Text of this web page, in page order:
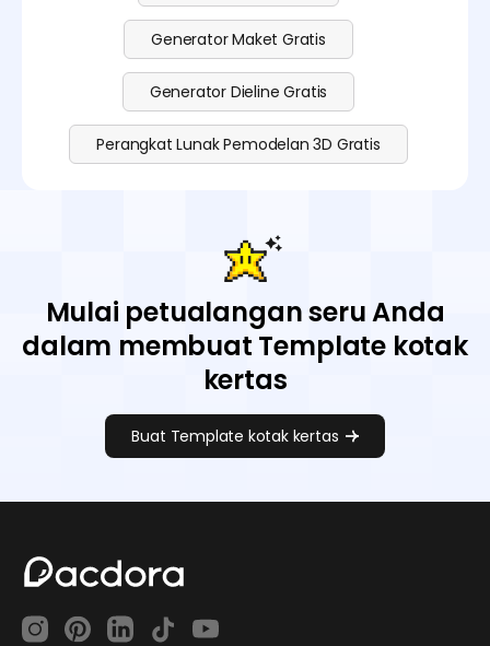
Generator Maket Gratis
Generator Dieline Gratis
Perangkat Lunak Pemodelan 3D Gratis
Mulai petualangan seru Anda
dalam membuat Template kotak
kertas
Buat Template kotak kertas